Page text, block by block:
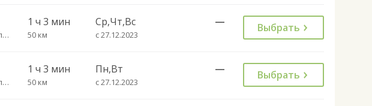
Волховская д. пов.
1 ч 3 мин
50 км
Ср,Чт,Вс
с 27.12.2023
— Выбрать
Волховская д. пов.
1 ч 3 мин
50 км
Пн,Вт
с 27.12.2023
— Выбрать